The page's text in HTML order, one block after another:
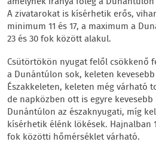
A zivatarokat is kísérhetik erős,
minimum 11 és 17, a maximum a
23 és 30 fok között alakul.
Csütörtökön nyugat felől csökkenő
a Dunántúlon sok, keleten
Északkeleten, keleten még várható
de napközben ott is egyre
Dunántúlon az északnyugati, míg
kísérhetik élénk lökések. Hajnalban
fok közötti hőmérséklet várható.